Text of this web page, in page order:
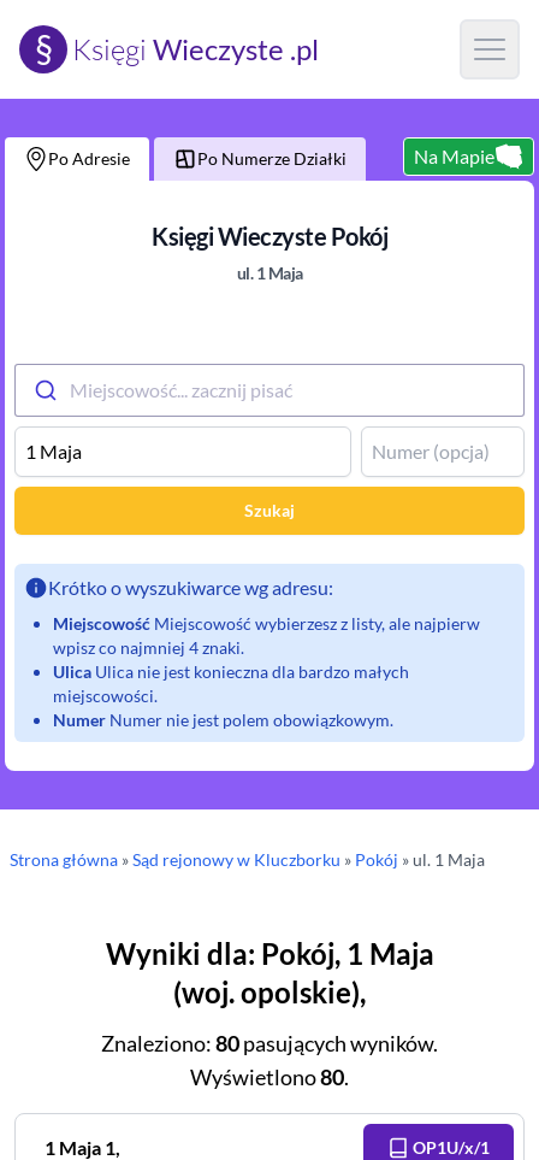
§ Księgi Wieczyste .pl Open
Po Adresie Po Numerze Działki Na Mapie
Księgi Wieczyste Pokój
ul.1 Maja
Miejscowość... zacznij pisać
Szukaj
Krótko o wyszukiwarce wg adresu:
Miejscowość Miejscowość wybierzesz z listy, ale najpierw
wpisz co najmniej 4 znaki.
Ulica Ulica nie jest konieczna dla bardzo małych
miejscowości.
Numer Numer nie jest polem obowiązkowym.
Strona główna »Sąd rejonowyw Kluczborku » Pokój » ul. 1 Maja
Wyniki dla: Pokój, 1 Maja
(woj.opolskie),
Znaleziono:80pasujących wyników.
Wyświetlono80.
1 Maja 1, OP1U/x/1